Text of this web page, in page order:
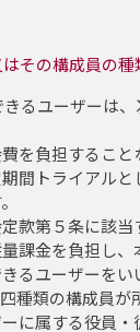
の構成員の種
るユーザーは
を負担すること
間トライアルと
款第５条に該当
課金を負担し、
るユーザーをい
種類の構成員が
に属する役員